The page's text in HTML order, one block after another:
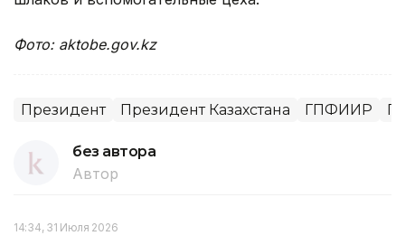
Фото: aktobe.gov.kz
Президент Президент Казахстана ГПФИИР
без автора
Автор
14:34, 31 Июля 2026